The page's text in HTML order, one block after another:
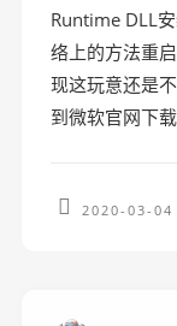
Runtime DLL
络上的方法重
现这玩意还是
到微软官网下
2020-03-04